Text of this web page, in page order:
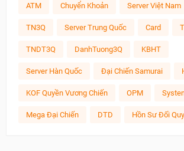
ATM Chuyển Khoản Server Việt Nam
TN3Q Server Trung Quốc Card
TNDT3Q DanhTuong3Q KBHT
Server Hàn Quốc Đại Chiến Samurai
KOF Quyền Vương Chiến OPM
Mega Đại Chiến DTD Hồn Sư Đối